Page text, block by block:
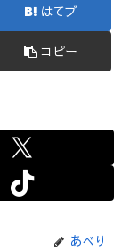
はてブ
コピー
あべり